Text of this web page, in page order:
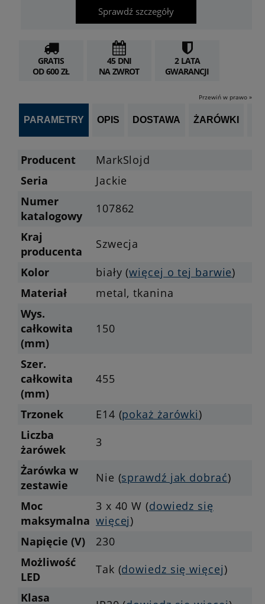
Sprawdź szczegóły
GRATIS
OD 600 ZŁ
45 DNI
NA ZWROT
2 LATA
GWARANCJI
Przewiń w prawo »
PARAMETRY OPIS DOSTAWA ŻARÓWKI
Producent
MarkSlojd
Seria
Jackie
Numer
katalogowy
107862
Kraj
producenta
Szwecja
Kolor
biały (więcej o tej barwie)
Materiał
metal, tkanina
Wys.
całkowita
(mm)
150
Szer.
całkowita
(mm)
455
Trzonek E14 (pokaż żarówki)
Liczba
żarówek
3
Żarówka w
zestawie
Nie (sprawdź jak dobrać)
Moc
maksymalna
3 x 40 W (dowiedz się
więcej)
Napięcie (V)
230
Możliwość
LED
Tak (dowiedz się więcej)
Klasa